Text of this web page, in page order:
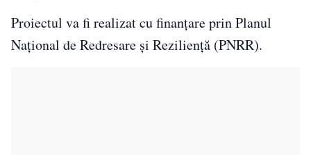
Proiectul va fi realizat cu finanțare prin Planul
Național de Redresare și Reziliență (PNRR).